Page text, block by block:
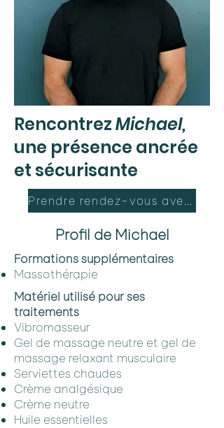
RencontrezMichael,
une présence ancrée
et sécurisante
Prendre rendez-vous avec Michael
Profil de Michael
Formations supplémentaires
Massothérapie
Matériel utilisé pour ses
traitements
Vibromasseur
Gel de massage neutre et gel de
massage relaxant musculaire
Serviettes chaudes
Crème analgésique
Crème neutre
Huile essentielles